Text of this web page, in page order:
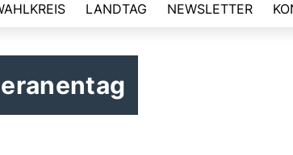
LANDTAG NEWSLETTER